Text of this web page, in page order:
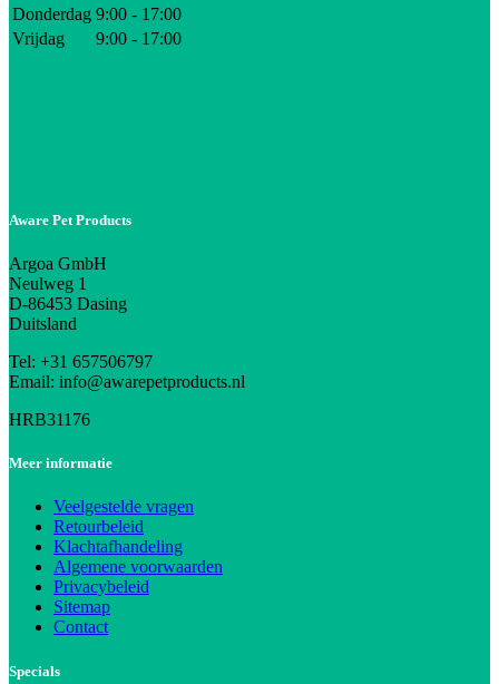
Donderdag 9:00 - 17:00
Vrijdag
9:00 - 17:00
Aware Pet Products
Argoa GmbH
Neulweg 1
D-86453 Dasing
Duitsland
Tel: +31 657506797
Email: info@awarepetproducts.nl
HRB31176
Meer informatie
Veelgestelde vragen
Retourbeleid
Klachtafhandeling
Algemene voorwaarden
Privacybeleid
Sitemap
Contact
Specials